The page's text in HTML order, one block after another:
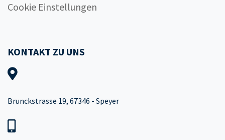
Cookie Einstellungen
KONTAKT ZU UNS
Brunckstrasse 19, 67346 - Speyer